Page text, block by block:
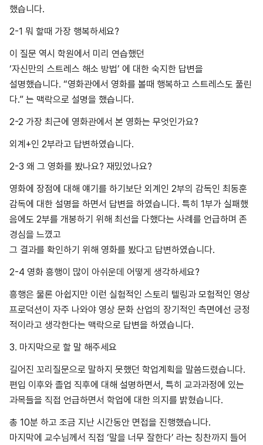
했습니다.
2-1 뭐 할때 가장 행복하세요?
이 질문 역시 학원에서 미리 연습했던
‘자신만의 스트레스 해소 방법’ 에 대한 숙지한 답변을
설명했습니다. “영화관에서 영화를 볼때 행복하고 스트레스도 풀린
다.” 는 맥락으로 설명을 했습니다.
2-2 가장 최근에 영화관에서 본 영화는 무엇인가요?
외계+인 2부라고 답변하였습니다.
2-3 왜 그 영화를 봤나요? 재밌었나요?
영화에 장점에 대해 얘기를 하기보단 외계인 2부의 감독인 최동훈
감독에 대한 설명을 하면서 답변을 하였습니다. 특히 1부가 실패했
음에도 2부를 개봉하기 위해 최선을 다했다는 사례를 언급하며 존
경심을 느꼈고
그 결과를 확인하기 위해 영화를 봤다고 답변하였습니다.
2-4 영화 흥행이 많이 아쉬운데 어떻게 생각하세요?
흥행은 물론 아쉽지만 이런 실험적인 스토리 텔링과 모험적인 영상
프로덕션이 자주 나와야 영상 문화 산업의 장기적인 측면에선 긍정
적이라고 생각한다는 맥락으로 답변을 하였습니다.
3. 마지막으로 할 말 해주세요
길어진 꼬리질문으로 말하지 못했던 학업계획을 말씀드렸습니다.
편입 이후와 졸업 직후에 대해 설명하면서, 특히 교과과정에 있는
과목들을 직접 언급하면서 학업에 대한 의지를 밝혔습니다.
총 10분 하고 조금 지난 시간동안 면접을 진행했습니다.
마지막에 교수님께서 직접 ‘말을 너무 잘한다’ 라는 칭찬까지 들어